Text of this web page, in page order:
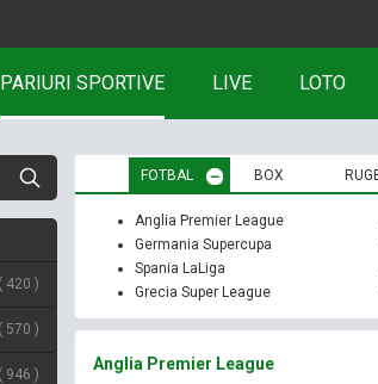
PARIURI SPORTIVE LIVE LOTO
420
570
946
FOTBAL BOX
Anglia Premier League
Germania Supercupa
Spania LaLiga
Grecia Super League
Anglia Premier League